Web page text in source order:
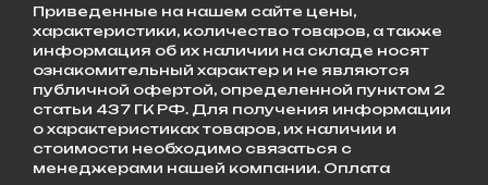
Приведенные на нашем сайте цены,
характеристики, количество товаров, а также
информация об их наличии на складе носят
ознакомительный характер и не являются
публичной офертой, определенной пунктом 2
статьи 437 ГК РФ. Для получения информации
о характеристиках товаров, их наличии и
стоимости необходимо связаться с
менеджерами нашей компании. Оплата